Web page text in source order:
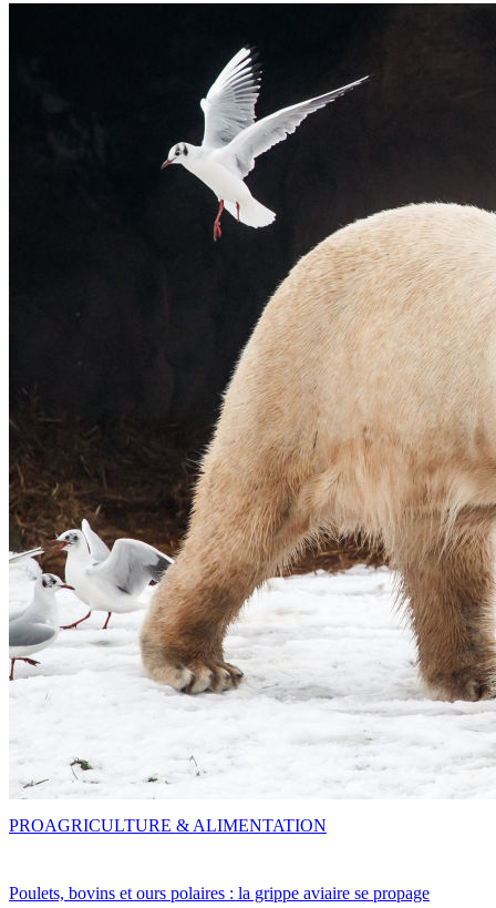
Poulets, bovins et ours polaires : la grippe aviaire se propage
PROAGRICULTURE & ALIMENTATION